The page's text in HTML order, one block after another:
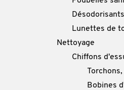
Désodorisants
Lunettes de
Nettoyage
Chiffons
Bobines